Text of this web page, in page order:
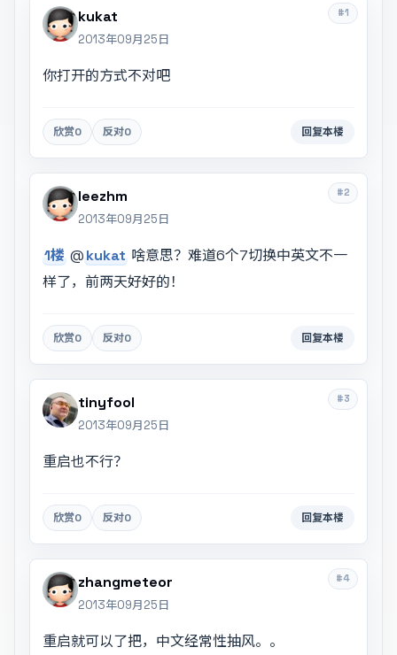
#1
kukat
2013年09月25日
你打开的方式不对吧
欣赏0 反对0 回复本楼
#2
leezhm
2013年09月25日
1楼 @kukat 啥意思？难道6个7切换中英文不一
样了，前两天好好的！
欣赏0 反对0 回复本楼
#3
tinyfool
2013年09月25日
重启也不行？
欣赏0 反对0 回复本楼
#4
zhangmeteor
2013年09月25日
重启就可以了把，中文经常性抽风。。